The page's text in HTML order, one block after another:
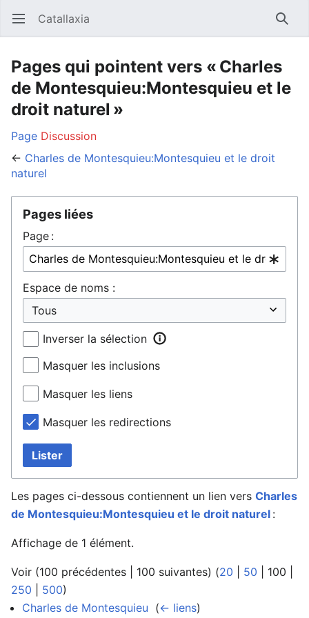
Ouvrir le menu principal Catallaxia
Pages qui pointent vers « Charles
de Montesquieu:Montesquieu et le
droit naturel »
Page Discussion
← Charles de Montesquieu:Montesquieu et le droit
naturel
Pages liées
Page :
Espace de noms :
Inverser la sélection
Masquer les inclusions
Masquer les liens
Masquer les redirections
Lister
Les pages ci-dessous contiennent un lien vers Charles
de Montesquieu:Montesquieu et le droit naturel :
Affichage de 1 élément.
Voir (100 précédentes 100 suivantes) (20 50 100
250
500)
Charles de Montesquieu (← liens)